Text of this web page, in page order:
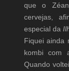
que o
cervejas,
especial da
Fiquei ainda
kombi com
Quando